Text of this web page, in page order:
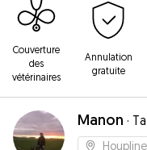
Couverture
des
vétérinaires
Annulation
gratuite
Manon ·